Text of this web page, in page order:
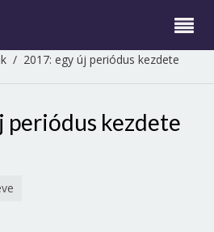
/ 2017: egy új periódus kezdete
periódus kezdete